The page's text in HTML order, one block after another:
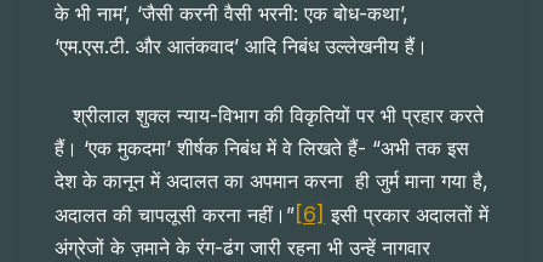
के भी नाम’, ‘जैसी करनी वैसी भरनी: एक बोध-कथा’,
‘एम.एस.टी. और आतंकवाद’ आदि निबंध उल्लेखनीय हैं।
श्रीलाल शुक्ल न्याय-विभाग की विकृतियों पर भी प्रहार करते
हैं। ‘एक मुकदमा’ शीर्षक निबंध में वे लिखते हैं- “अभी तक इस
देश के कानून में अदालत का अपमान करना ही जुर्म माना गया है,
अदालत की चापलूसी करना नहीं।” [6] इसी प्रकार अदालतों में
अंग्रेजों के ज़माने के रंग-ढंग जारी रहना भी उन्हें नागवार